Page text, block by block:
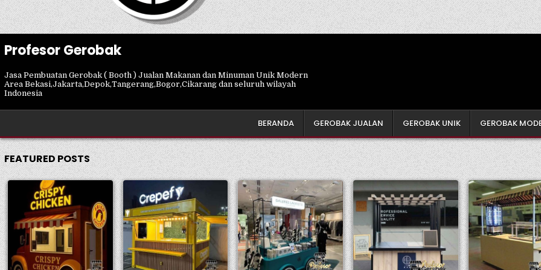
Profesor Gerobak
Jasa Pembuatan Gerobak ( Booth ) Jualan Makanan dan Minuman Unik Modern
Area Bekasi,Jakarta,Depok,Tangerang,Bogor,Cikarang dan seluruh wilayah
Indonesia
BERANDA GEROBAK JUALAN GEROBAK UNIK GEROBAK
FEATURED POSTS